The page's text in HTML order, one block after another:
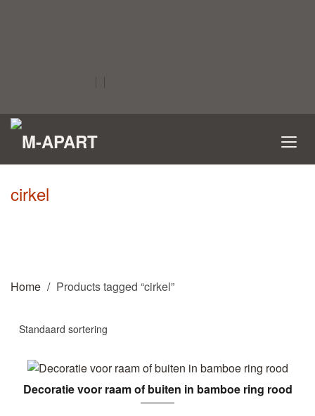
cirkel
Home Products tagged “cirkel”
Decoratie voor raam of buiten in bamboe ring rood